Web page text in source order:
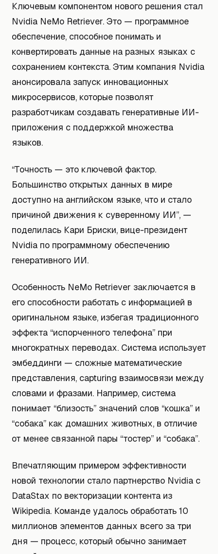
Ключевым компонентом нового решения стал
Nvidia NeMo Retriever. Это — программное
обеспечение, способное понимать и
конвертировать данные на разных языках с
сохранением контекста. Этим компания Nvidia
анонсировала запуск инновационных
микросервисов, которые позволят
разработчикам создавать генеративные ИИ-
приложения с поддержкой множества
языков.
“Точность — это ключевой фактор.
Большинство открытых данных в мире
доступно на английском языке, что и стало
причиной движения к суверенному ИИ”, —
поделилась Кари Бриски, вице-президент
Nvidia по программному обеспечению
генеративного ИИ.
Особенность NeMo Retriever заключается в
его способности работать с информацией в
оригинальном языке, избегая традиционного
эффекта “испорченного телефона” при
многократных переводах. Система использует
эмбеддинги — сложные математические
представления, capturing взаимосвязи между
словами и фразами. Например, система
понимает “близость” значений слов “кошка” и
“собака” как домашних животных, в отличие
от менее связанной пары “тостер” и “собака”.
Впечатляющим примером эффективности
новой технологии стало партнерство Nvidia с
DataStax по векторизации контента из
Wikipedia. Команде удалось обработать 10
миллионов элементов данных всего за три
дня — процесс, который обычно занимает